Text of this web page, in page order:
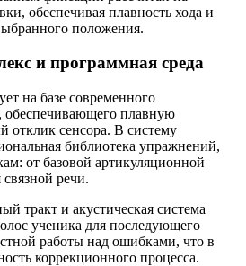
обеспечивая плавность хода и
положения.
и программная среда
на базе современного
обеспечивающего плавную
сенсора. В систему
библиотека упражнений,
от базовой артикуляционной
речи.
тракт и акустическая система
ученика для последующего
работы над ошибками, что в
коррекционного процесса.